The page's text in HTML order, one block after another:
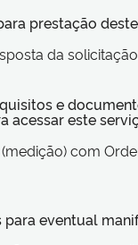
prestação
da
e
acessar este
com
para eventual